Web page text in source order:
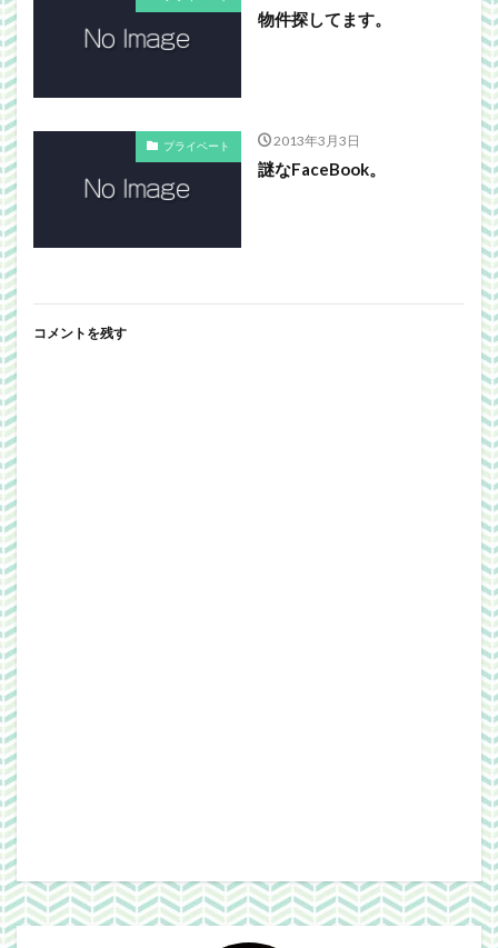
物件探してます。
プライベート 2013年3月3日
謎なFaceBook。
コメントを残す